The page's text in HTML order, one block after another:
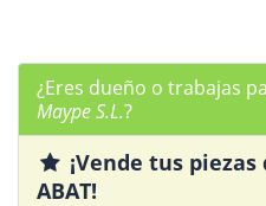
¿Eres dueño o trabajas
Maype S.L.?
¡Vende tus
ABAT!